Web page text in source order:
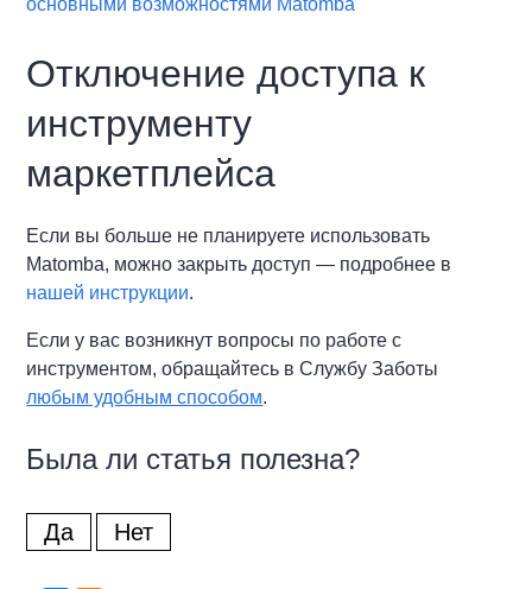
основными возможностями Matomba
Отключение доступа к
инструменту
маркетплейса
Если вы больше не планируете использовать
Matomba, можно закрыть доступ — подробнее в
нашей инструкции.
Если у вас возникнут вопросы по работе с
инструментом, обращайтесь в Службу Заботы
любым удобным способом.
Была ли статья полезна?
Да Нет